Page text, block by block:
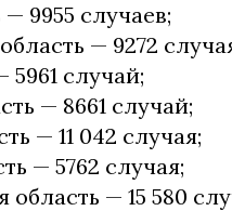
9955 случаев;
— 9272
5961 случай;
— 8661 случай;
— 11 042 случая;
— 5762 случая;
— 15 580